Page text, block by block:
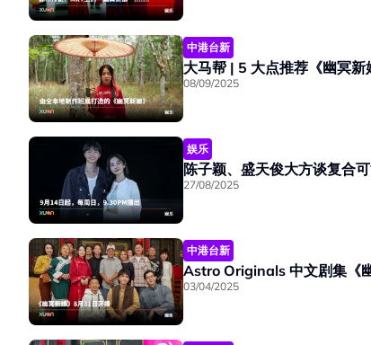
中港台新
大马帮 | 5 大点推荐《幽冥
08/09/2025
娱乐
陈子颖、盛天俊大方谈复合
27/08/2025
中港台新
Astro Originals 中文剧集《
03/04/2025